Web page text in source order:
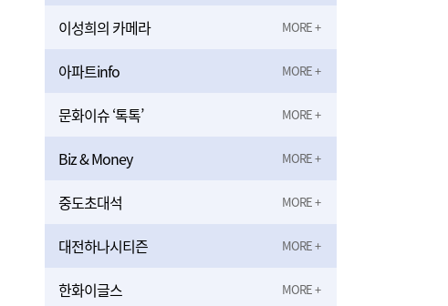
이성희의 카메라
아파트info
문화이슈 ‘톡톡’
Biz & Money
중도초대석
대전하나시티즌
한화이글스